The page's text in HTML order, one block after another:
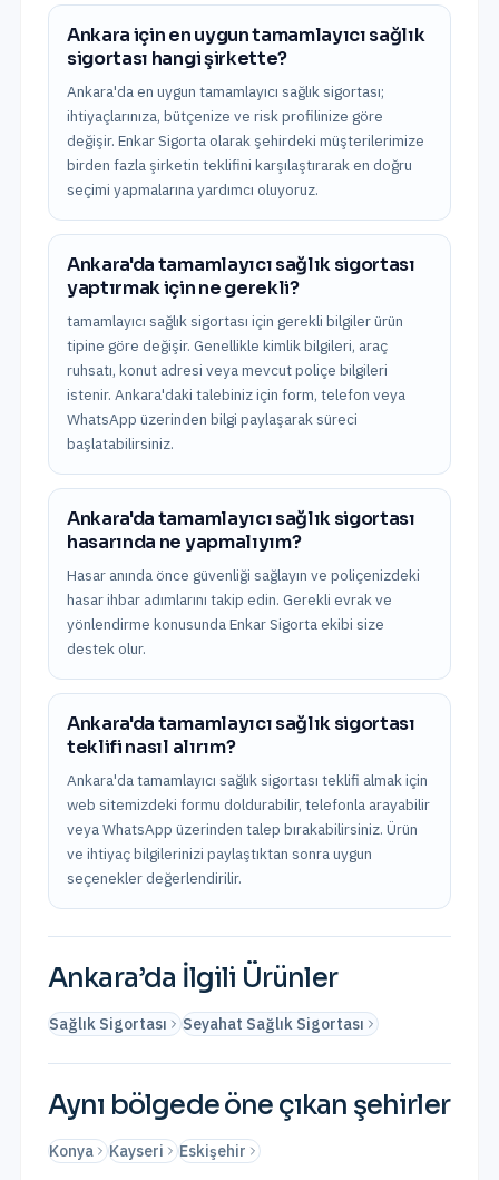
Ankara için en uygun tamamlayıcı sağlık
sigortası hangi şirkette?
Ankara'da en uygun tamamlayıcı sağlık sigortası;
ihtiyaçlarınıza, bütçenize ve risk profilinize göre
değişir. Enkar Sigorta olarak şehirdeki müşterilerimize
birden fazla şirketin teklifini karşılaştırarak en doğru
seçimi yapmalarına yardımcı oluyoruz.
Ankara'da tamamlayıcı sağlık sigortası
yaptırmak için ne gerekli?
tamamlayıcı sağlık sigortası için gerekli bilgiler ürün
tipine göre değişir. Genellikle kimlik bilgileri, araç
ruhsatı, konut adresi veya mevcut poliçe bilgileri
istenir. Ankara'daki talebiniz için form, telefon veya
WhatsApp üzerinden bilgi paylaşarak süreci
başlatabilirsiniz.
Ankara'da tamamlayıcı sağlık sigortası
hasarında ne yapmalıyım?
Hasar anında önce güvenliği sağlayın ve poliçenizdeki
hasar ihbar adımlarını takip edin. Gerekli evrak ve
yönlendirme konusunda Enkar Sigorta ekibi size
destek olur.
Ankara'da tamamlayıcı sağlık sigortası
teklifi nasıl alırım?
Ankara'da tamamlayıcı sağlık sigortası teklifi almak için
web sitemizdeki formu doldurabilir, telefonla arayabilir
veya WhatsApp üzerinden talep bırakabilirsiniz. Ürün
ve ihtiyaç bilgilerinizi paylaştıktan sonra uygun
seçenekler değerlendirilir.
Ankara’da İlgili Ürünler
Sağlık Sigortası Seyahat Sağlık Sigortası
Aynı bölgede öne çıkan şehirler
Konya Kayseri Eskişehir